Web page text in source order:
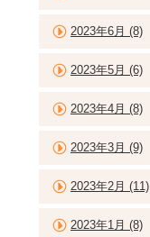
2023年6月 (8)
2023年5月 (6)
2023年4月 (8)
2023年3月 (9)
2023年2月 (11)
2023年1月 (8)